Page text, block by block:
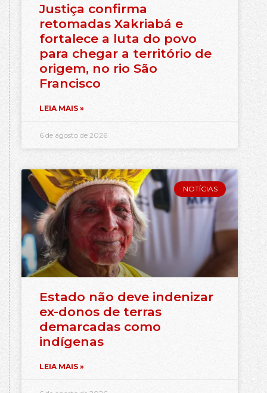
Justiça confirma
retomadas Xakriabá e
fortalece a luta do povo
para chegar a território de
origem, no rio São
Francisco
LEIA MAIS »
6 de agosto de 2026
NOTÍCIAS
Estado não deve indenizar
ex-donos de terras
demarcadas como
indígenas
LEIA MAIS »